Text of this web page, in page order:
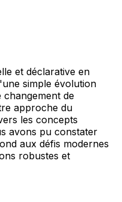
et déclarative en
simple évolution
de
approche du
les concepts
avons pu constater
aux défis modernes
robustes et